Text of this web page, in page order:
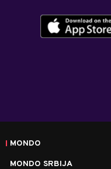
MONDO
MONDO SRBIJA